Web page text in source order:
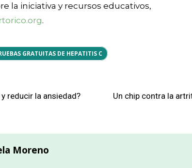
la iniciativa y recursos educativos,
.
GRATUITAS DE HEPATITIS C
reducir la ansiedad?
Un chip contra la
Moreno